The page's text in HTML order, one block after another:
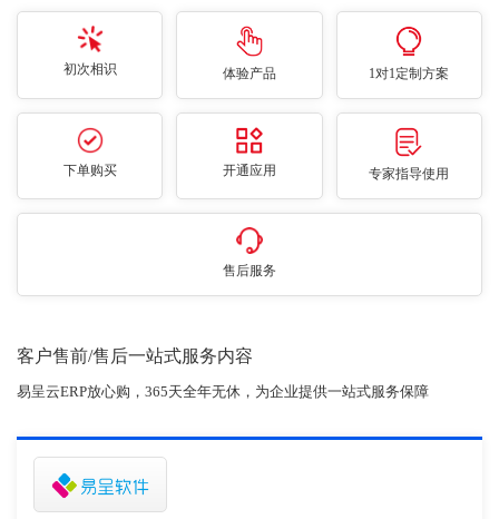
初次相识 体验产品 1对1定制方案
下单购买 开通应用 专家指导使用
售后服务
客户售前/售后一站式服务内容
易呈云ERP放心购，365天全年无休，为企业提供一站式服务保障